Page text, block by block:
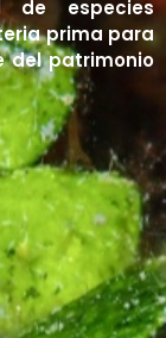
de especies
prima para
del patrimonio